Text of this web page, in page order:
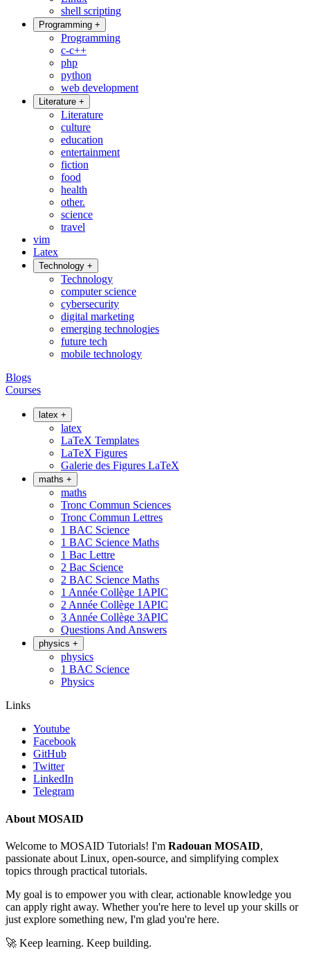
shell scripting
Programming +
Programming
c-c++
php
python
web development
Literature +
Literature
culture
education
entertainment
fiction
food
health
other.
science
travel
vim
Latex
Technology +
Technology
computer science
cybersecurity
digital marketing
emerging technologies
future tech
mobile technology
Blogs
Courses
latex +
latex
LaTeX Templates
LaTeX Figures
Galerie des Figures LaTeX
maths +
maths
Tronc Commun Sciences
Tronc Commun Lettres
1 BAC Science
1 BAC Science Maths
1 Bac Lettre
2 Bac Science
2 BAC Science Maths
1 Année Collège 1APIC
2 Année Collège 1APIC
3 Année Collège 3APIC
Questions And Answers
physics +
physics
1 BAC Science
Physics
Links
Youtube
Facebook
GitHub
Twitter
LinkedIn
Telegram
About MOSAID
Welcome to MOSAID Tutorials! I'm Radouan MOSAID,
passionate about Linux, open-source, and simplifying complex
topics through practical tutorials.
My goal is to empower you with clear, actionable knowledge you
can apply right away. Whether you're here to level up your skills or
just explore something new, I'm glad you're here.
🚀 Keep learning. Keep building.